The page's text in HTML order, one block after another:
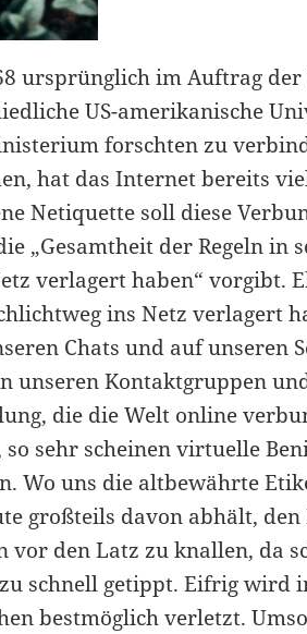
ursprünglich im Auftrag der
US-amerikanische
forschten zu
hat das Internet bereits
Netiquette soll diese
„Gesamtheit der Regeln in
verlagert haben“ vorgibt.
ins Netz verlagert
Chats und auf unseren
unseren Kontaktgruppen
die die Welt online
so sehr scheinen virtuelle
Wo uns die altbewährte
großteils davon abhält,
vor den Latz zu knallen, da
schnell getippt. Eifrig wird
bestmöglich verletzt.